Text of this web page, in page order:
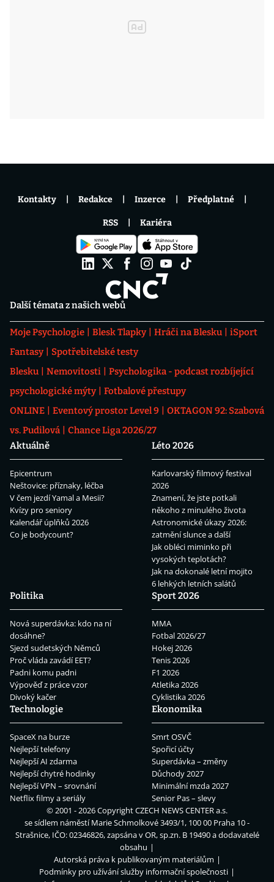
Další témata z našich webů
Moje Psychologie Blesk Tlapky Hráči na Blesku
iSport
Fantasy
Spotřebitelské testy
Blesku
Nemovitosti
Psychologika - podcast rozbíjející
psychologické mýty
Fotbalové přestupy
ONLINE
Eventový prostor Level 9
OKTAGON 92: Szabová
vs. Pudilová
Chance Liga 2026/27
Aktuálně
Epicentrum
Neštovice: příznaky, léčba
V čem jezdí Yamal a Mesii?
Kvízy pro seniory
Kalendář úplňků 2026
Co je bodycount?
Léto 2026
Karlovarský filmový festival
2026
Znamení, že jste potkali
někoho z minulého života
Astronomické úkazy 2026:
zatmění slunce a další
Jak obléci miminko při
vysokých teplotách?
Jak na dokonalé letní mojito
6 lehkých letních salátů
Politika
Nová superdávka: kdo na ní
dosáhne?
Sjezd sudetských Němců
Proč vláda zavádí EET?
Padni komu padni
Výpověď z práce vzor
Divoký kačer
Sport 2026
MMA
Fotbal 2026/27
Hokej 2026
Tenis 2026
F1 2026
Atletika 2026
Cyklistika 2026
Technologie
SpaceX na burze
Nejlepší telefony
Nejlepší AI zdarma
Nejlepší chytré hodinky
Nejlepší VPN – srovnání
Netflix filmy a seriály
Ekonomika
Smrt OSVČ
Spořicí účty
Superdávka – změny
Důchody 2027
Minimální mzda 2027
Senior Pas – slevy
Kontakty Redakce Inzerce Předplatné
RSS Kariéra
© 2001 - 2026 CopyrightCZECH NEWS CENTER a.s.
se sídlem náměstí Marie Schmolkové 3493/1, 100 00 Praha 10 -
Strašnice, IČO: 02346826, zapsána v OR, sp.zn. B 19490 a dodavatelé
obsahu
Autorská práva k publikovaným materiálům
Podmínky pro užívání služby informační společnosti